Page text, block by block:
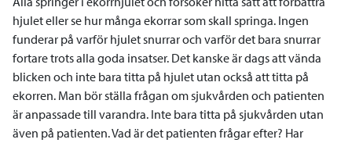
hjulet eller se hur många ekorrar som skall springa. Ingen
funderar på varför hjulet snurrar och varför det bara snurrar
fortare trots alla goda insatser. Det kanske är dags att vända
blicken och inte bara titta på hjulet utan också att titta på
ekorren. Man bör ställa frågan om sjukvården och patienten
är anpassade till varandra. Inte bara titta på sjukvården utan
även på patienten. Vad är det patienten frågar efter? Har